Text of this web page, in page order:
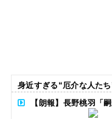
身近すぎる“厄介な人たち
【朗報】長野桃羽「